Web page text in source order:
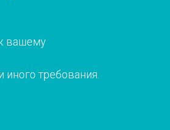
вашему
требования.